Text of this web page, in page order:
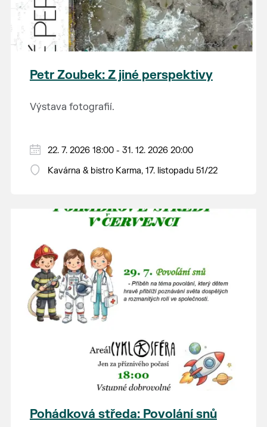
Petr Zoubek: Z jiné perspektivy
Výstava fotografií.
22. 7. 2026 18:00 - 31. 12. 2026 20:00
Kavárna & bistro Karma, 17. listopadu 51/22
Pohádková středa: Povolání snů